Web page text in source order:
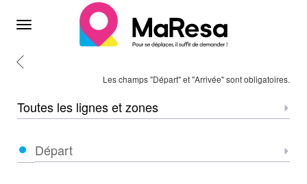
Menu
Les champs "Départ" et "Arrivée" sont obligatoires.
Zone
Départ